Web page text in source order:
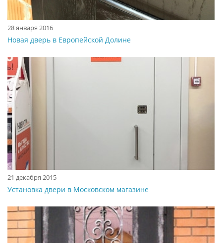
28 января 2016
Новая дверь в Европейской Долине
21 декабря 2015
Установка двери в Московском магазине